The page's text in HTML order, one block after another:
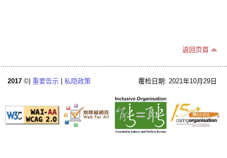
返回页首
2017 ©| 重要告示 私隐政策 覆检日期: 2021年10月29日